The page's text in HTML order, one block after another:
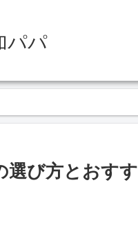
パパ
選び方とおすす